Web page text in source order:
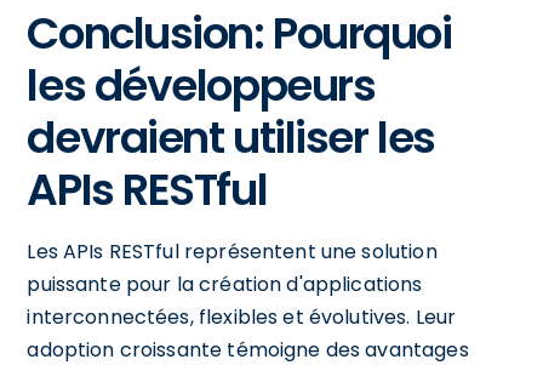
Conclusion: Pourquoi
les développeurs
devraient utiliser les
APIs RESTful
Les APIs RESTful représentent une solution
puissante pour la création d'applications
interconnectées, flexibles et évolutives. Leur
adoption croissante témoigne des avantages